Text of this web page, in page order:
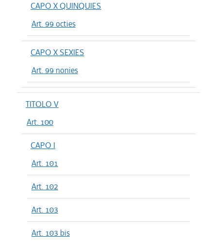
CAPO X QUINQUIES
Art. 99 octies
CAPO X SEXIES
Art. 99 nonies
TITOLO V
Art. 100
CAPO I
Art. 101
Art. 102
Art. 103
Art. 103 bis